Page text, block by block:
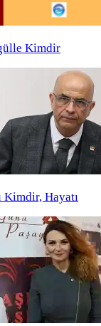
Kimdir
Hayatı